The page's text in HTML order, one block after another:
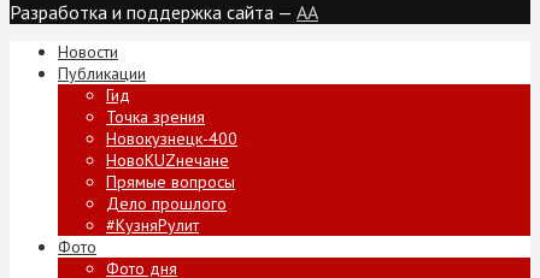
Разработка и поддержка сайта — AA
Новости
Публикации
Гид
Точка зрения
Новокузнецк-400
НовоKUZнечане
Прямые вопросы
Дело прошлого
#КузняРулит
Фото
Фото дня